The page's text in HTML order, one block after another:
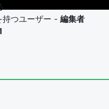
持つユーザー - 編集者
ザー -
つユーザー -